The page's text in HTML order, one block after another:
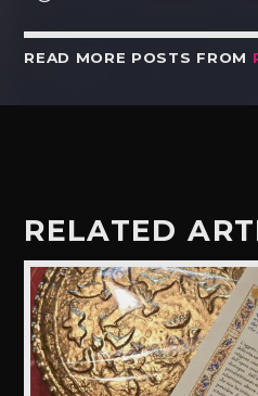
READ MORE POSTS FROM
RELATED